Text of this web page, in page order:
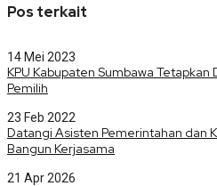
Pos terkait
14 Mei 2023
KPU Kabupaten Sumbawa Tetapkan
Pemilih
23 Feb 2022
Datangi Asisten Pemerintahan dan
Bangun Kerjasama
21 Apr 2026